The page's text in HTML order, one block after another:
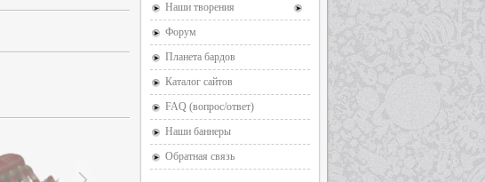
Наши творения
Форум
Планета бардов
Каталог сайтов
FAQ (вопрос/ответ)
Наши баннеры
Обратная связь